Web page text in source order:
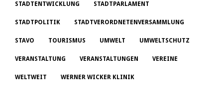
STADTENTWICKLUNG STADTPARLAMENT
STADTPOLITIK STADTVERORDNETENVERSAMMLUNG
STAVO TOURISMUS UMWELT UMWELTSCHUTZ
VERANSTALTUNG VERANSTALTUNGEN VEREINE
WELTWEIT WERNER WICKER KLINIK